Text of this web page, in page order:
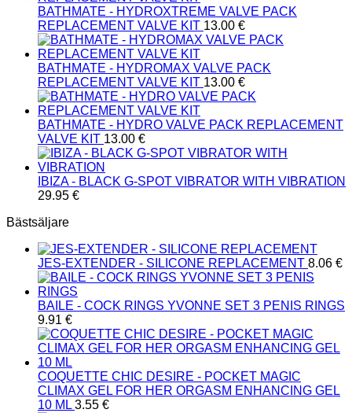
BATHMATE - HYDROXTREME VALVE PACK
REPLACEMENT VALVE KIT 13.00 €
BATHMATE - HYDROMAX VALVE PACK
REPLACEMENT VALVE KIT 13.00 €
BATHMATE - HYDRO VALVE PACK REPLACEMENT
VALVE KIT 13.00 €
IBIZA - BLACK G-SPOT VIBRATOR WITH VIBRATION
29.95 €
Bästsäljare
JES-EXTENDER - SILICONE REPLACEMENT 8.06 €
BAILE - COCK RINGS YVONNE SET 3 PENIS RINGS
9.91 €
COQUETTE CHIC DESIRE - POCKET MAGIC
CLIMAX GEL FOR HER ORGASM ENHANCING GEL
10 ML 3.55 €